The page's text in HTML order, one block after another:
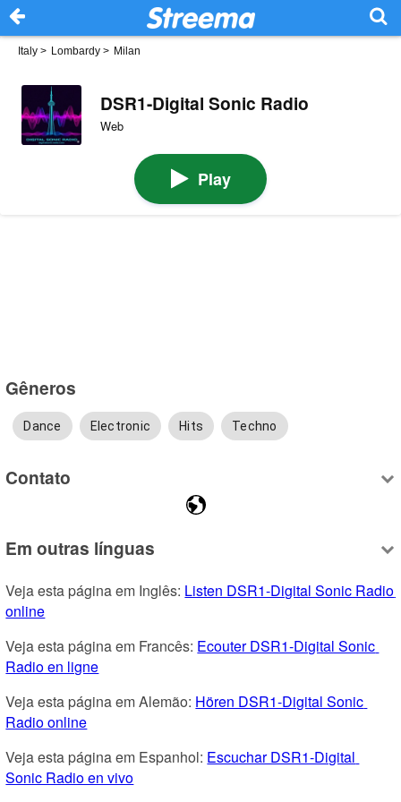
Italy > Lombardy > Milan
DSR1-Digital Sonic Radio
Web
Play
Gêneros
Dance Electronic Hits Techno
Contato
Em outras línguas
Veja esta página em Inglês: Listen DSR1-Digital Sonic Radio
online
Veja esta página em Francês: Ecouter DSR1-Digital Sonic
Radio en ligne
Veja esta página em Alemão: Hören DSR1-Digital Sonic
Radio online
Veja esta página em Espanhol: Escuchar DSR1-Digital
Sonic Radio en vivo